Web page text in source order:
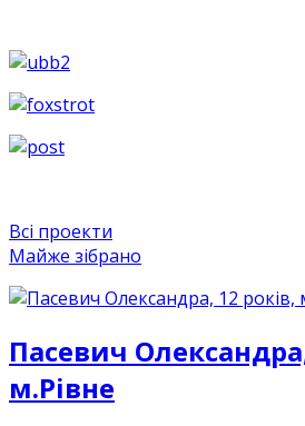
Всі проекти
Майже зібрано
Пасевич
м.Рівне